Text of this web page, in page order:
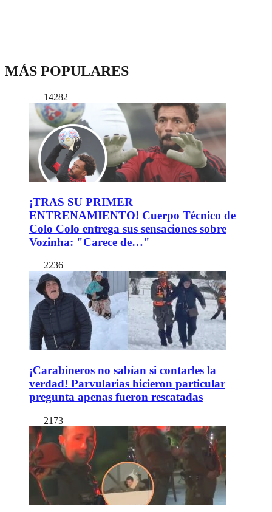
MÁS POPULARES
14282
¡TRAS SU PRIMER
ENTRENAMIENTO! Cuerpo Técnico de
Colo Colo entrega sus sensaciones sobre
Vozinha: "Carece de…"
2236
¡Carabineros no sabían si contarles la
verdad! Parvularias hicieron particular
pregunta apenas fueron rescatadas
2173